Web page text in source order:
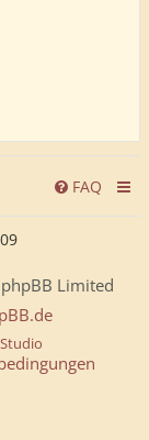
FAQ
Limited